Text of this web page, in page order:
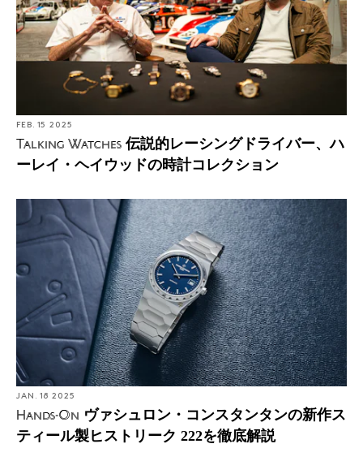
FEB. 15 2025
Talking Watches 伝説的レーシングドライバー、ハ
ーレイ・ヘイウッドの時計コレクション
JAN. 18 2025
Hands-On ヴァシュロン・コンスタンタンの新作ス
ティール製ヒストリーク 222を徹底解説